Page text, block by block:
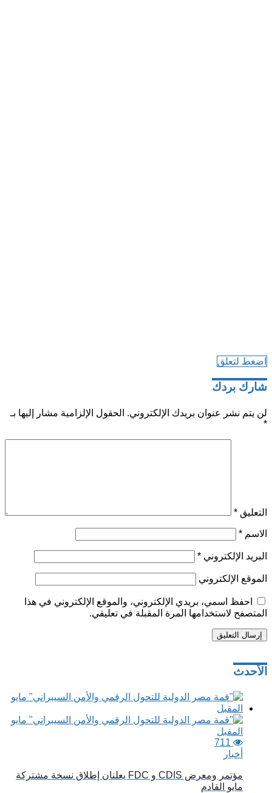
اضغط لتعلق
شارك بردك
لن يتم نشر عنوان بريدك الإلكتروني. الحقول الإلزامية مشار إليها بـ
*
التعليق *
الاسم *
البريد الإلكتروني *
الموقع الإلكتروني
احفظ اسمي، بريدي الإلكتروني، والموقع الإلكتروني في هذا
المتصفح لاستخدامها المرة المقبلة في تعليقي.
تصفّح
المقالات
الأحدث
711
أخبار
مؤتمر ومعرض CDIS و FDC يعلنان إطلاق نسخة مشتركة
مايو القادم